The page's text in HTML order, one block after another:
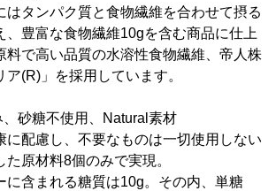
はタンパク質と食物繊維を合わせて摂る
、豊富な食物繊維10gを含む商品に仕上
料で高い品質の水溶性食物繊維、帝人株
(R)」を採用しています。
砂糖不使用、Natural素材
に配慮し、不要なものは一切使用しない
た原材料8個のみで実現。
に含まれる糖質は10g。その内、単糖